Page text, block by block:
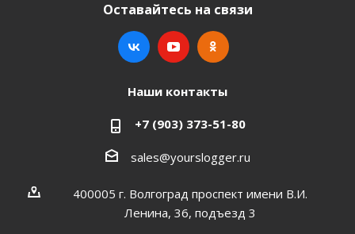
Оставайтесь на связи
Наши контакты
+7 (903) 373-51-80
sales@yourslogger.ru
400005 г. Волгоград проспект имени В.И.
Ленина, 36, подъезд 3